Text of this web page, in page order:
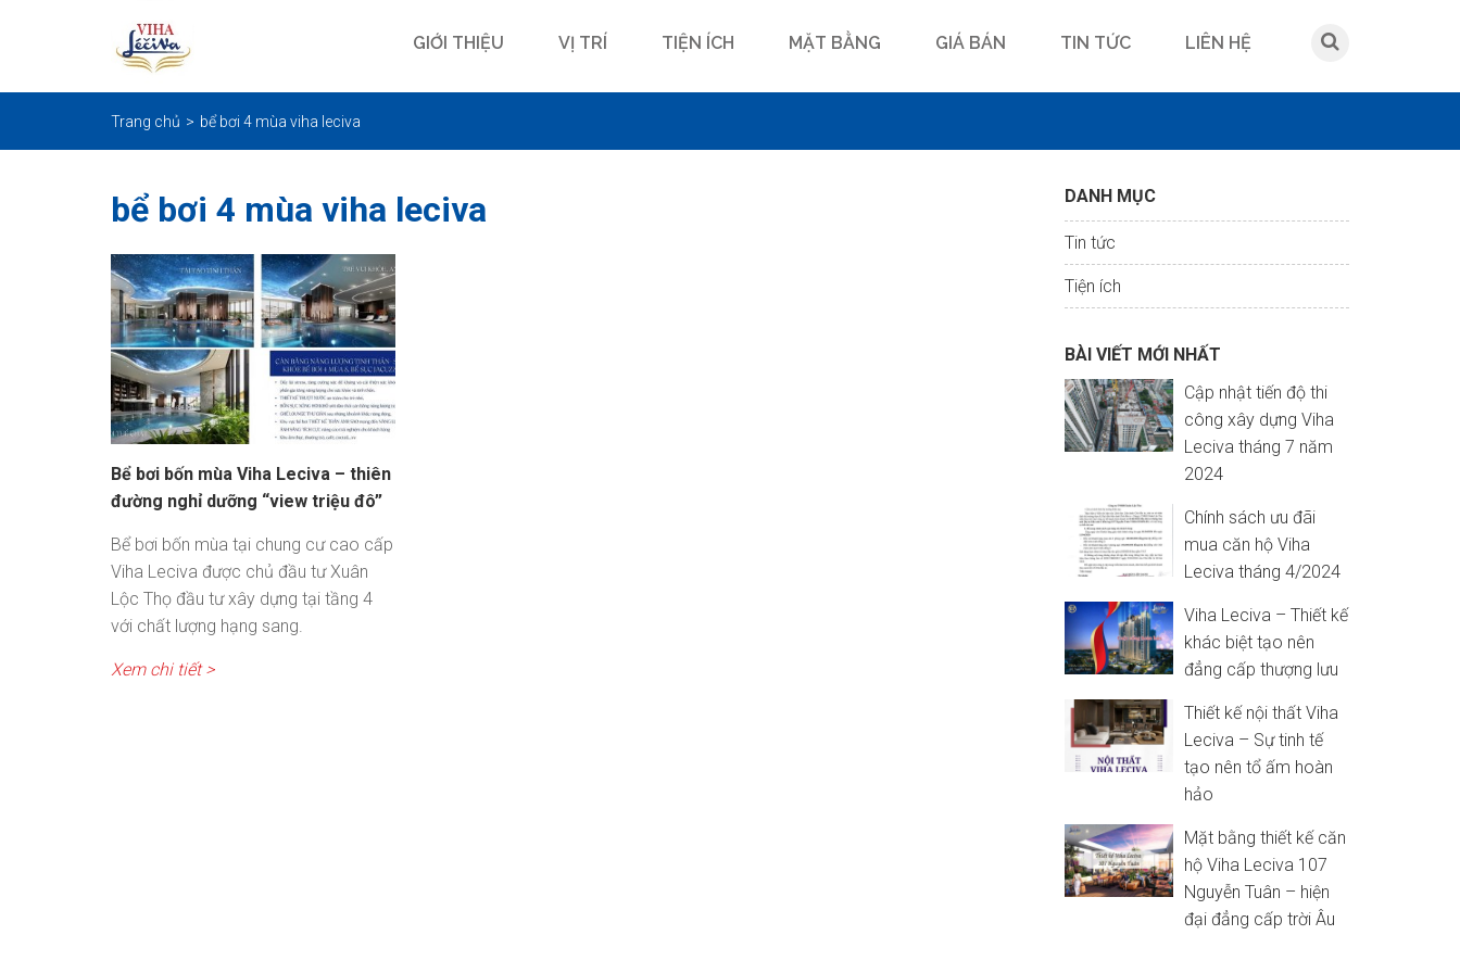
GIỚI THIỆU VỊ TRÍ TIỆN ÍCH MẶT BẰNG GIÁ BÁN TIN TỨC LIÊN HỆ
Trang chủ bể bơi 4 mùa viha leciva
bể bơi 4 mùa viha leciva
Bể bơi bốn mùa Viha Leciva – thiên
đường nghỉ dưỡng “view triệu đô”
Bể bơi bốn mùa tại chung cư cao cấp
Viha Leciva được chủ đầu tư Xuân
Lộc Thọ đầu tư xây dựng tại tầng 4
với chất lượng hạng sang.
Xem chi tiết >
DANH MỤC
Tin tức
Tiện ích
BÀI VIẾT MỚI NHẤT
Cập nhật tiến độ thi
công xây dựng Viha
Leciva tháng 7 năm
2024
Chính sách ưu đãi
mua căn hộ Viha
Leciva tháng 4/2024
Viha Leciva – Thiết kế
khác biệt tạo nên
đẳng cấp thượng lưu
Thiết kế nội thất Viha
Leciva – Sự tinh tế
tạo nên tổ ấm hoàn
hảo
Mặt bằng thiết kế căn
hộ Viha Leciva 107
Nguyễn Tuân – hiện
đại đẳng cấp trời Âu